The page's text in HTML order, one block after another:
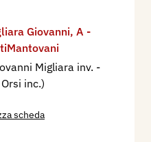
Giovanni, A -
Migliara inv. -
inc.)
scheda